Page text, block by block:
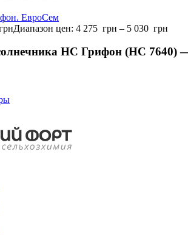
ЕвроСем
Диапазон цен: 4 275 грн – 5 030 грн
НС Грифон (НС 7640)